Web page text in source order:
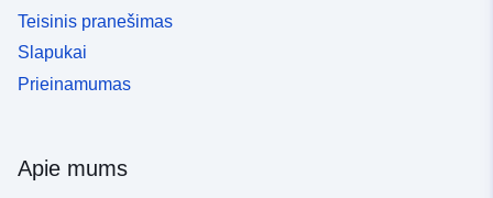
Teisinis pranešimas
Slapukai
Prieinamumas
Apie mums